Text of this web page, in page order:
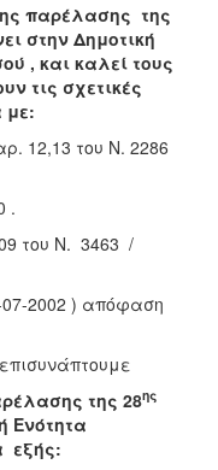
παρέλασης της
στην Δημοτική
, και καλεί τους
τις σχετικές
με:
12,13 του Ν. 2286
.
του Ν. 3463 /
07-2002 ) απόφαση
της 28ης
Ενότητα
εξής: